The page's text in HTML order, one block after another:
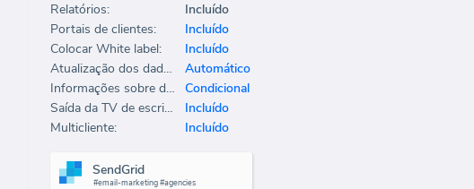
Relatórios:
Incluído
Portais de clientes:
Incluído
Colocar White label:
Incluído
Atualização dos dados:
Automático
Informações sobre dados:
Condicional
Saída da TV de escritório:
Incluído
Multicliente:
Incluído
SendGrid
#email-marketing #agencies